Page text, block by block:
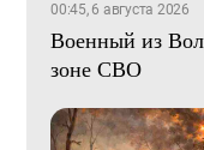
00:45, 6 августа 2026
Военный из
зоне СВО